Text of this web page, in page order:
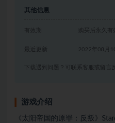
其他信息
有效期 购买后永久有
2022年08月
下载遇到问题？可联系客服或留言
游戏介绍
《太阳帝国的原罪：反叛》